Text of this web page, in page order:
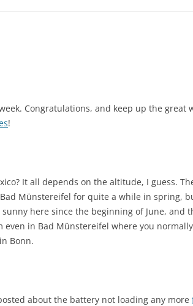
Congratulations, and keep up the great
!
It all depends on the altitude, I guess.
Münstereifel for quite a while in spring,
here since the beginning of June, and
in Bad Münstereifel where you
Bonn.
about the battery not loading any more